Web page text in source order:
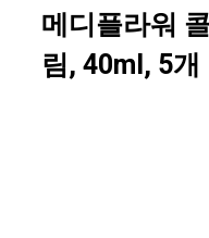
메디플라워
림, 40ml, 5개